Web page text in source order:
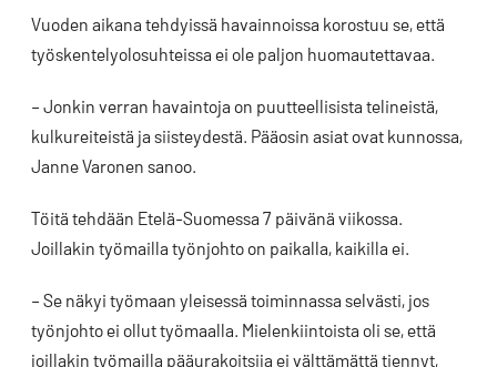
Vuoden aikana tehdyissä havainnoissa korostuu se, että
työskentelyolosuhteissa ei ole paljon huomautettavaa.
– Jonkin verran havaintoja on puutteellisista telineistä,
kulkureiteistä ja siisteydestä. Pääosin asiat ovat kunnossa,
Janne Varonen sanoo.
Töitä tehdään Etelä-Suomessa 7 päivänä viikossa.
Joillakin työmailla työnjohto on paikalla, kaikilla ei.
– Se näkyi työmaan yleisessä toiminnassa selvästi, jos
työnjohto ei ollut työmaalla. Mielenkiintoista oli se, että
joillakin työmailla pääurakoitsija ei välttämättä tiennyt,